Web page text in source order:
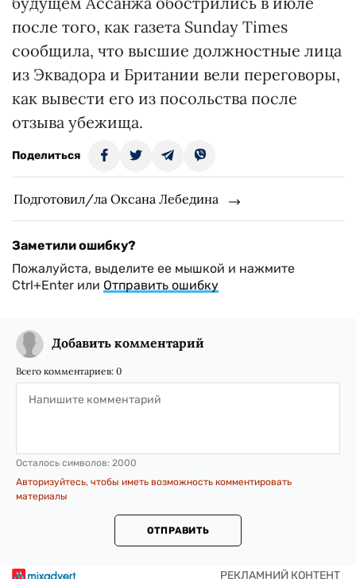
после того, как газета Sunday Times
сообщила, что высшие должностные лица
из Эквадора и Британии вели переговоры,
как вывести его из посольства после
отзыва убежища.
Поделиться
Подготовил/ла Оксана Лебедина
Заметили ошибку?
Пожалуйста, выделите ее мышкой и нажмите
Ctrl+Enter или Отправить ошибку
Добавить комментарий
Всего комментариев: 0
Осталось символов: 2000
Авторизуйтесь, чтобы иметь возможность комментировать
материалы
ОТПРАВИТЬ